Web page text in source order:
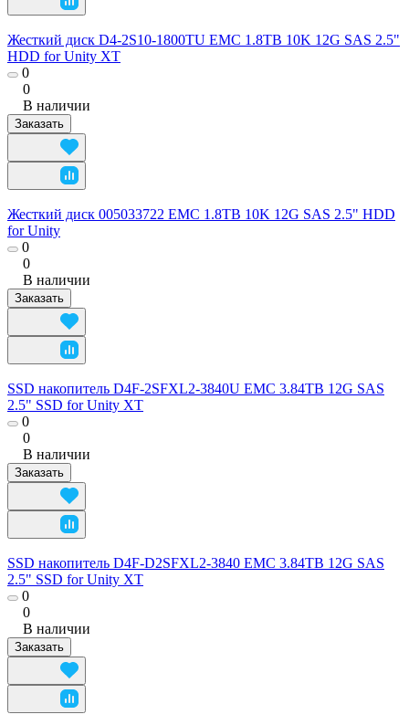
Жесткий диск D4-2S10-1800TU EMC 1.8TB 10K 12G SAS 2.5"
HDD for Unity XT
0
0
В наличии
Заказать
Жесткий диск 005033722 EMC 1.8TB 10K 12G SAS 2.5" HDD
for Unity
0
0
В наличии
Заказать
SSD накопитель D4F-2SFXL2-3840U EMC 3.84TB 12G SAS
2.5" SSD for Unity XT
0
0
В наличии
Заказать
SSD накопитель D4F-D2SFXL2-3840 EMC 3.84TB 12G SAS
2.5" SSD for Unity XT
0
0
В наличии
Заказать